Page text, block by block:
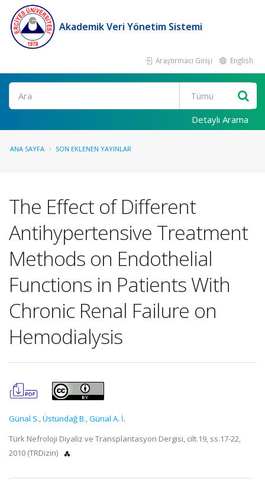
Akademik Veri Yönetim Sistemi
Araştırmacı Girişi English
Ara
Detaylı Arama
ANA SAYFA SON EKLENEN YAYINLAR
The Effect of Different
Antihypertensive Treatment
Methods on Endothelial
Functions in Patients With
Chronic Renal Failure on
Hemodialysis
Günal S.,Üstündağ B.,Günal A. İ.
Türk Nefroloji Diyaliz ve Transplantasyon Dergisi, cilt.19, ss.17-22,
2010 (TRDizin)